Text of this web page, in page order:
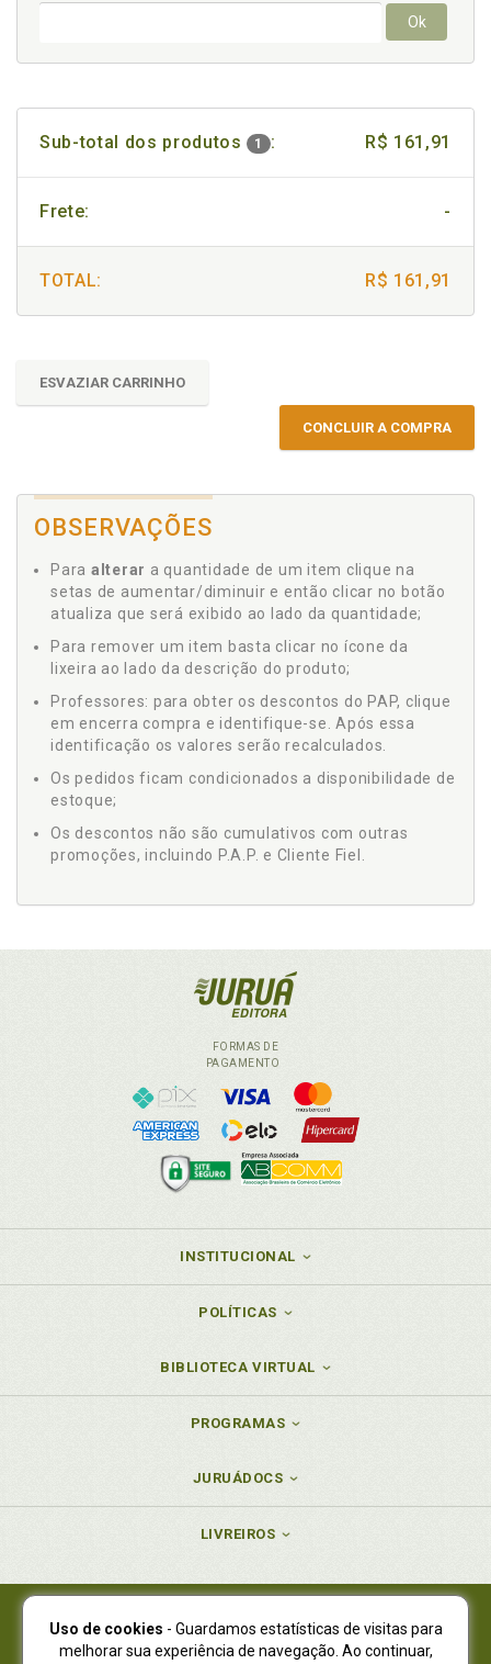
Ok
Sub-total dos produtos 1 : R$ 161,91
Frete: -
TOTAL: R$ 161,91
ESVAZIAR CARRINHO
CONCLUIR A COMPRA
OBSERVAÇÕES
Para alterar a quantidade de um item clique na
setas de aumentar/diminuir e então clicar no botão
atualiza que será exibido ao lado da quantidade;
Para remover um item basta clicar no ícone da
lixeira ao lado da descrição do produto;
Professores: para obter os descontos do PAP, clique
em encerra compra e identifique-se. Após essa
identificação os valores serão recalculados.
Os pedidos ficam condicionados a disponibilidade de
estoque;
Os descontos não são cumulativos com outras
promoções, incluindo P.A.P. e Cliente Fiel.
FORMAS DE
PAGAMENTO
INSTITUCIONAL
POLÍTICAS
BIBLIOTECA VIRTUAL
PROGRAMAS
JURUÁDOCS
LIVREIROS
Juruá Editora Ltda., CNPJ 77.535.508/0001-19
Juruá Informática Ltda., CNPJ 01.701.561/0001-80
Uso de cookies - Guardamos estatísticas de visitas para
melhorar sua experiência de navegação. Ao continuar,